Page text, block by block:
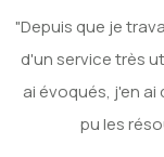
"Depuis que je
d'un service très
ai évoqués, j'en
pu les